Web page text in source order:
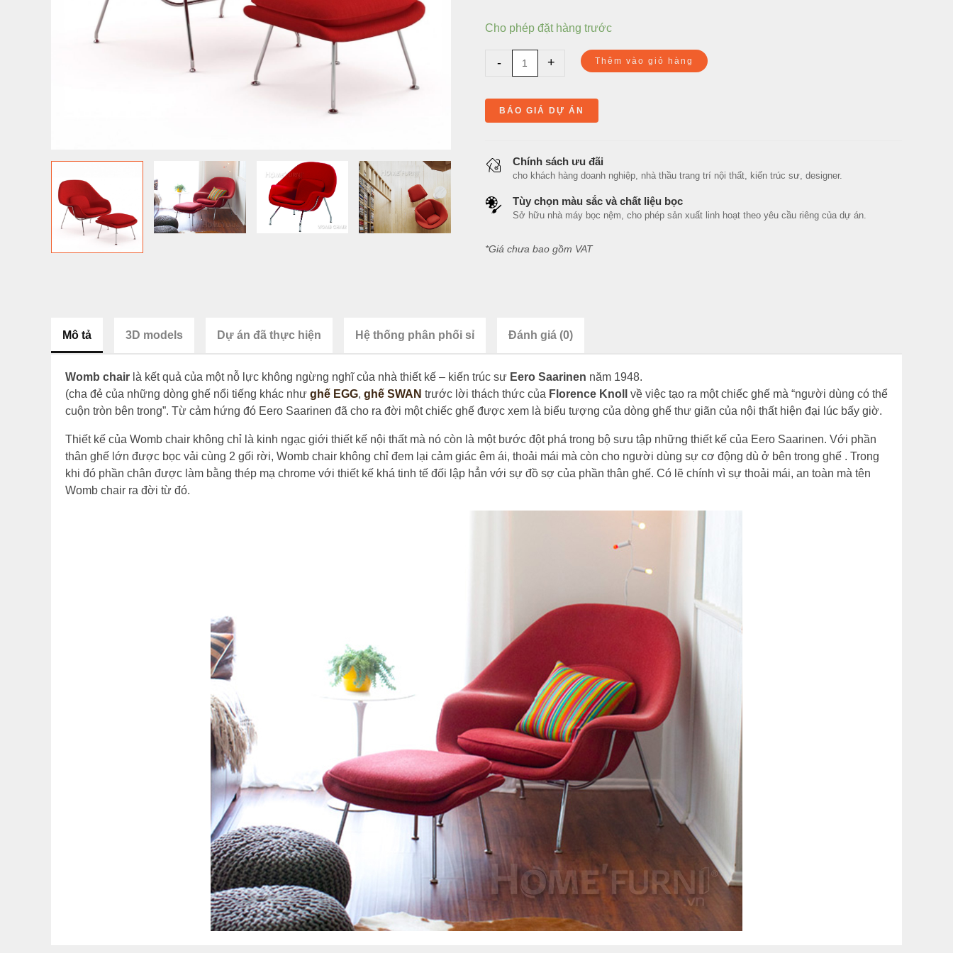
Cho phép đặt hàng trước
- + Thêm vào giỏ hàng
BÁO GIÁ DỰ ÁN
Chính sách ưu đãi
cho khách hàng doanh nghiệp, nhà thầu trang trí nội thất, kiến trúc sư, designer.
Tùy chọn màu sắc và chất liệu bọc
Sở hữu nhà máy bọc nệm, cho phép sản xuất linh hoạt theo yêu cầu riêng của dự án.
*Giá chưa bao gồm VAT
Mô tả 3D models Dự án đã thực hiện Hệ thống phân phối sỉ Đánh giá (0)
Womb chair là kết quả của một nỗ lực không ngừng nghĩ của nhà thiết kế – kiến trúc sư Eero Saarinen năm 1948.
(cha đẻ của những dòng ghế nổi tiếng khác như ghế EGG, ghế SWAN trước lời thách thức của Florence Knoll về việc tạo ra một chiếc ghế mà “người dùng có thể
cuộn tròn bên trong”. Từ cảm hứng đó Eero Saarinen đã cho ra đời một chiếc ghế được xem là biểu tượng của dòng ghế thư giãn của nội thất hiện đại lúc bấy giờ.
Thiết kế của Womb chair không chỉ là kinh ngạc giới thiết kế nội thất mà nó còn là một bước đột phá trong bộ sưu tập những thiết kế của Eero Saarinen. Với phần
thân ghế lớn được bọc vải cùng 2 gối rời, Womb chair không chỉ đem lại cảm giác êm ái, thoải mái mà còn cho người dùng sự cơ động dù ở bên trong ghế . Trong
khi đó phần chân được làm bằng thép mạ chrome với thiết kế khá tinh tế đối lập hẳn với sự đồ sợ của phần thân ghế. Có lẽ chính vì sự thoải mái, an toàn mà tên
Womb chair ra đời từ đó.